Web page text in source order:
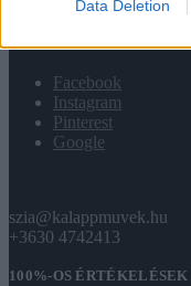
Data Deletion
GYIK
KÖZÖSSÉG
Facebook
Instagram
Pinterest
Google
szia@kalappmuvek.hu
+3630 4742413
100%-OS ÉRTÉKELÉSEK